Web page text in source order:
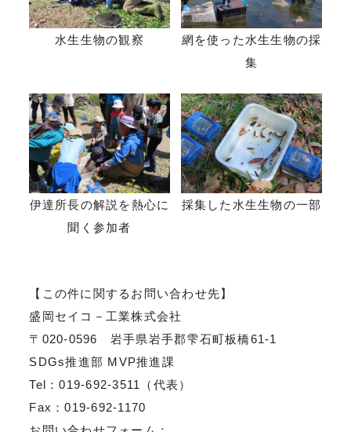
水生生物の観察
網を使った水生生物の採
集
伊達所長の解説を熱心に
聞く参加者
採集した水生生物の一部
【この件に関するお問い合わせ先】
盛岡セイコ－工業株式会社
〒020-0596 岩手県岩手郡雫石町板橋61-1
SDGs推進部 MVP推進課
Tel：019-692-3511（代表）
Fax：019-692-1170